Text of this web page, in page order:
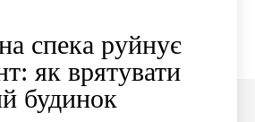
спека руйнує
як врятувати
будинок